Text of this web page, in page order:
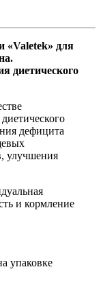
«Valetek» для
диетического
дефицита
улучшения
и кормление
упаковке